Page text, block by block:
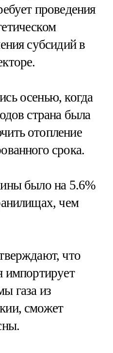
проведения
субсидий в
осенью, когда
страна была
отопление
срока.
было на 5.6%
чем
что
импортирует
газа из
сможет